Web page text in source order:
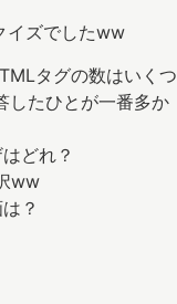
イズでしたww
タグの数はいくつ
したひとが一番多か
どれ？
ww
？